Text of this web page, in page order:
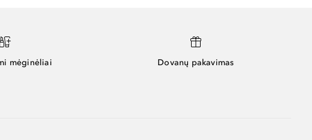
mėginėliai Dovanų pakavimas